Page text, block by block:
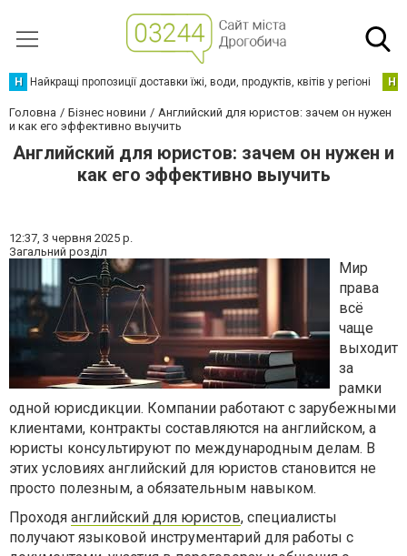
Н Найкращі пропозиції доставки їжі, води, продуктів, квітів у регіоні Н
Головна Бізнес новини
Английский для юристов: зачем он нужен
и как его эффективно выучить
Английский для юристов: зачем он нужен и
как его эффективно выучить
12:37, 3 червня 2025 р.
Загальний розділ
Мир
права
всё
чаще
выходит
за
рамки
одной юрисдикции. Компании работают с зарубежными
клиентами, контракты составляются на английском, а
юристы консультируют по международным делам. В
этих условиях английский для юристов становится не
просто полезным, а обязательным навыком.
Проходя английский для юристов, специалисты
получают языковой инструментарий для работы с